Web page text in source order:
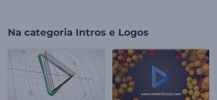
Na categoria Intros e Logos